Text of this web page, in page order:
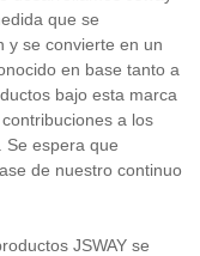
que se
y se convierte en un
en base tanto a
bajo esta marca
a los
Se espera que
de nuestro continuo
JSWAY se